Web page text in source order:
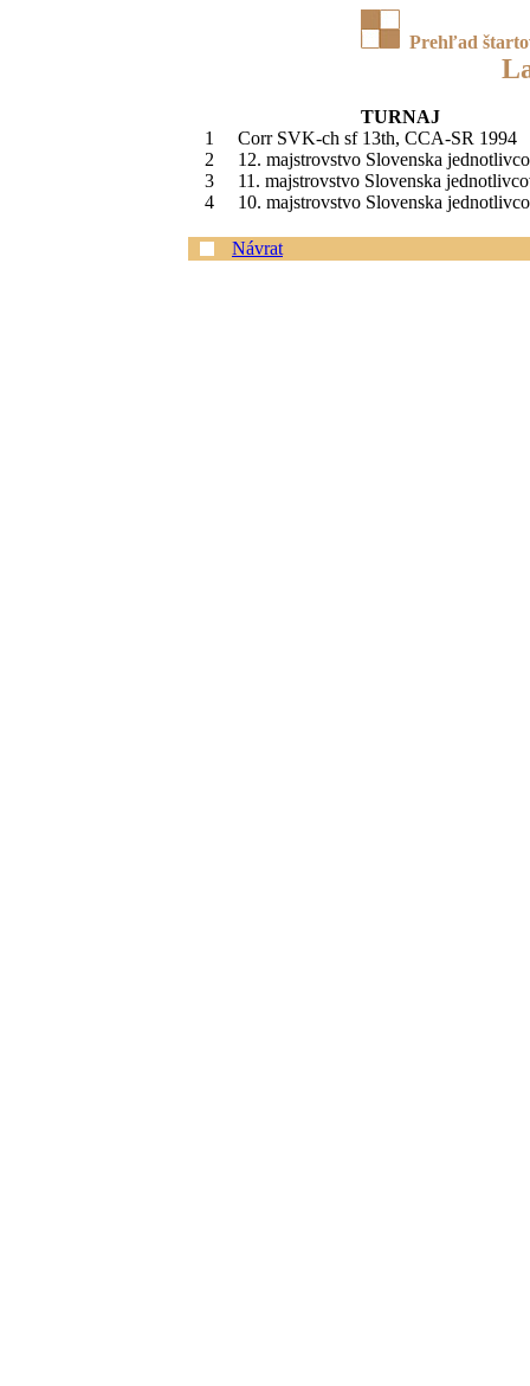
Prehľad
TURNAJ
1
Corr SVK-ch sf 13th, CCA-SR 1994
2
12. majstrovstvo Slovenska
3
11. majstrovstvo Slovenska
4
10. majstrovstvo Slovenska
Návrat